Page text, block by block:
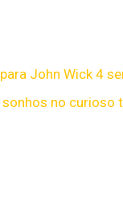
John Wick 4
no curioso